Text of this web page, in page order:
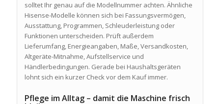
solltet Ihr genau auf die Modellnummer achten. Ähnliche
Hisense-Modelle können sich bei Fassungsvermögen,
Ausstattung, Programmen, Schleuderleistung oder
Funktionen unterscheiden. Prüft außerdem
Lieferumfang, Energieangaben, Maße, Versandkosten,
Altgeräte-Mitnahme, Aufstellservice und
Händlerbedingungen. Gerade bei Haushaltsgeräten
lohnt sich ein kurzer Check vor dem Kauf immer.
Pflege im Alltag – damit die Maschine frisch